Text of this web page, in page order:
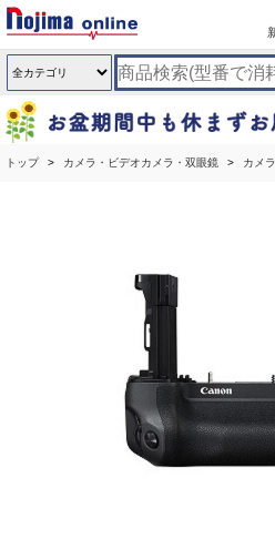
トップ カメラ・ビデオカメラ・双眼鏡 カメ